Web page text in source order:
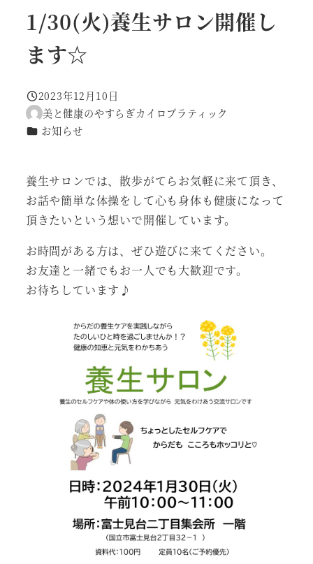
1/30(火)養生サロン開催し
ます☆
投稿日
2023年12月10日
著
者
美と健康のやすらぎカイロプラティック
カテゴリー
お知らせ
養生サロンでは、散歩がてらお気軽に来て頂き、
お話や簡単な体操をして心も身体も健康になって
頂きたいという想いで開催しています。
お時間がある方は、ぜひ遊びに来てください。
お友達と一緒でもお一人でも大歓迎です。
お待ちしています♪